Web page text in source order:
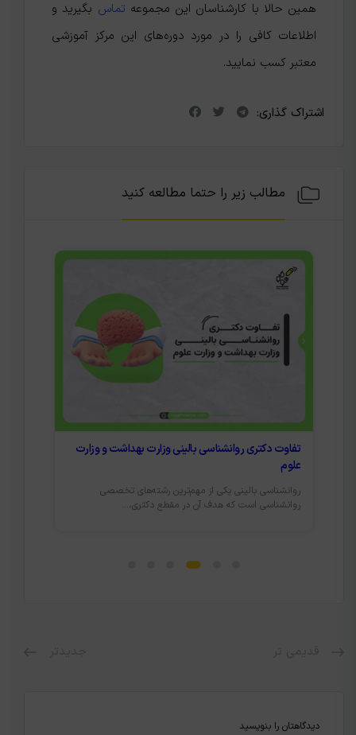
همین حالا با کارشناسان این مجموعه تماس بگیرید و
اطلاعات کافی را در مورد دوره‌های این مرکز آموزشی
معتبر کسب نمایید.
اشتراک گذاری:
مطالب زیر را حتما مطالعه کنید
تفاوت دکتری روانشناسی بالینی وزارت بهداشت و وزارت
علوم
روانشناسی بالینی یکی از مهم‌ترین رشته‌های تخصصی
روانشناسی است که هدف آن در مقطع دکتری،...
دیدگاهتان را بنویسید